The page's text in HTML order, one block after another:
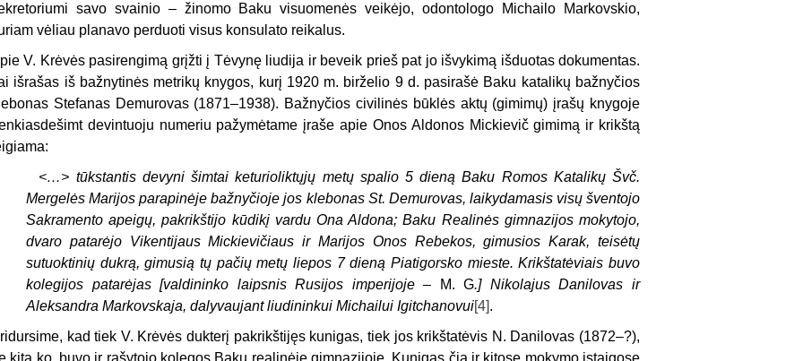
savo svainio – žinomo Baku visuomenės veikėjo, odontologo Michailo Markovskio,
vėliau planavo perduoti visus konsulato reikalus.
V. Krėvės pasirengimą grįžti į Tėvynę liudija ir beveik prieš pat jo išvykimą išduotas dokumentas.
išrašas iš bažnytinės metrikų knygos, kurį 1920 m. birželio 9 d. pasirašė Baku katalikų bažnyčios
Stefanas Demurovas (1871–1938). Bažnyčios civilinės būklės aktų (gimimų) įrašų knygoje
devintuoju numeriu pažymėtame įraše apie Onos Aldonos Mickievič gimimą ir krikštą
<…> tūkstantis devyni šimtai keturioliktųjų metų spalio 5 dieną Baku Romos Katalikų Švč.
Mergelės Marijos parapinėje bažnyčioje jos klebonas St. Demurovas, laikydamasis visų šventojo
Sakramento apeigų, pakrikštijo kūdikį vardu Ona Aldona; Baku Realinės gimnazijos mokytojo,
dvaro patarėjo Vikentijaus Mickievičiaus ir Marijos Onos Rebekos, gimusios Karak, teisėtų
sutuoktinių dukrą, gimusią tų pačių metų liepos 7 dieną Piatigorsko mieste. Krikštatėviais buvo
kolegijos patarėjas [valdininko laipsnis Rusijos imperijoje –
M. G.] Nikolajus Danilovas ir
Aleksandra Markovskaja, dalyvaujant liudininkui Michailui Igitchanovui[4].
kad tiek V. Krėvės dukterį pakrikštijęs kunigas, tiek jos krikštatėvis N. Danilovas (1872–?),
kita ko, buvo ir rašytojo kolegos Baku realinėje gimnazijoje. Kunigas čia ir kitose mokymo įstaigose